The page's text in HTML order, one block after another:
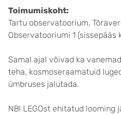
Toimumiskoht:
Tartu observatoorium,
Observatooriumi 1 (sissepääs
Samal ajal võivad ka
teha, kosmoseraamatuid
ümbruses jalutada.
NB! LEGOst ehitatud looming